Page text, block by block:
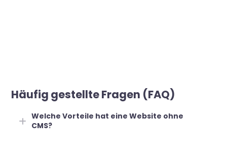
Häufig gestellte Fragen (FAQ)
Welche Vorteile hat eine Website ohne
CMS?